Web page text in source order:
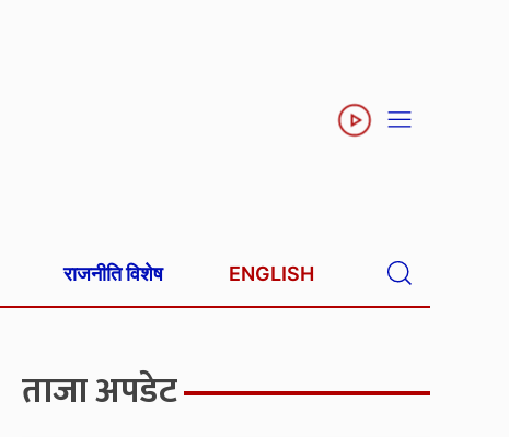
राजनीति विशेष ENGLISH
ताजा अपडेट